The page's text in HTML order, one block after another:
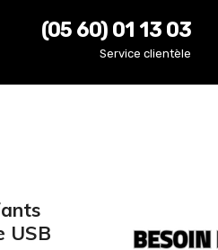
(05 60) 01 13 03
Service clientèle
USB